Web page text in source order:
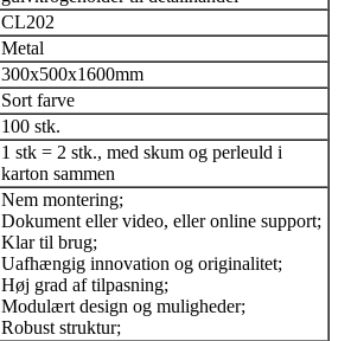
CL202
Metal
300x500x1600mm
Sort farve
100 stk.
1 stk = 2 stk., med skum og perleuld i
karton sammen
Nem montering;
Dokument eller video, eller online support;
Klar til brug;
Uafhængig innovation og originalitet;
Høj grad af tilpasning;
Modulært design og muligheder;
Robust struktur;